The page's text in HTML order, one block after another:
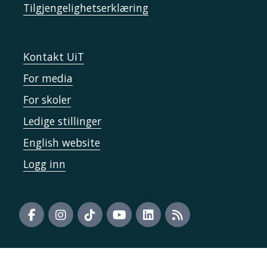
Tilgjengelighetserklæring
Kontakt UiT
For media
For skoler
Ledige stillinger
English website
Logg inn